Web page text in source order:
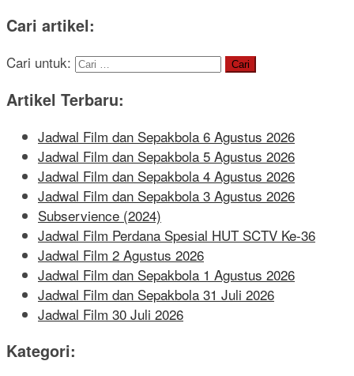
Cari artikel:
Cari untuk:
Artikel Terbaru:
Jadwal Film dan Sepakbola 6 Agustus 2026
Jadwal Film dan Sepakbola 5 Agustus 2026
Jadwal Film dan Sepakbola 4 Agustus 2026
Jadwal Film dan Sepakbola 3 Agustus 2026
Subservience (2024)
Jadwal Film Perdana Spesial HUT SCTV Ke-36
Jadwal Film 2 Agustus 2026
Jadwal Film dan Sepakbola 1 Agustus 2026
Jadwal Film dan Sepakbola 31 Juli 2026
Jadwal Film 30 Juli 2026
Kategori: